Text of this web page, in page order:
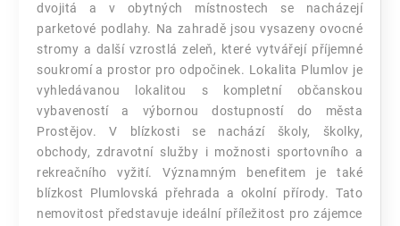
dvojitá a v obytných místnostech se nacházejí
parketové podlahy. Na zahradě jsou vysazeny ovocné
stromy a další vzrostlá zeleň, které vytvářejí příjemné
soukromí a prostor pro odpočinek. Lokalita Plumlov je
vyhledávanou lokalitou s kompletní občanskou
vybaveností a výbornou dostupností do města
Prostějov. V blízkosti se nachází školy, školky,
obchody, zdravotní služby i možnosti sportovního a
rekreačního vyžití. Významným benefitem je také
blízkost Plumlovská přehrada a okolní přírody. Tato
nemovitost představuje ideální příležitost pro zájemce